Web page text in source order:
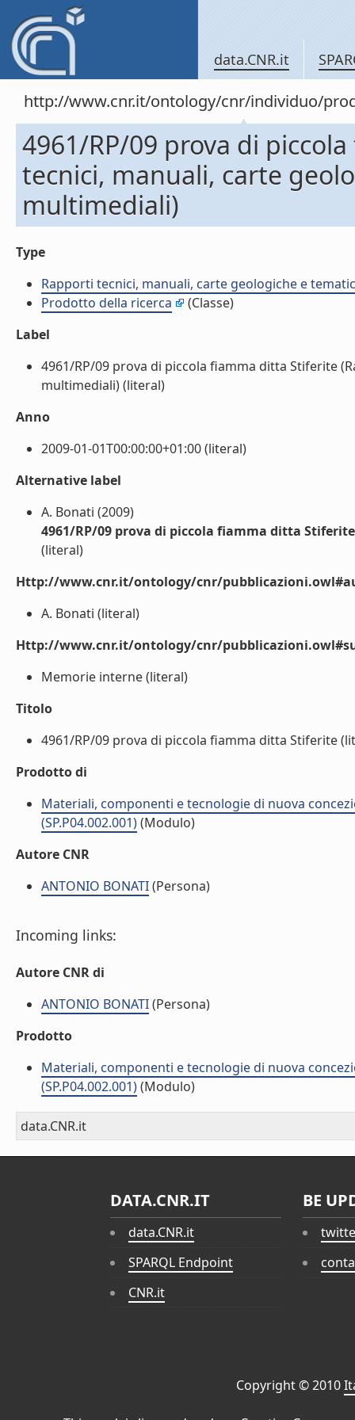
data.CNR.it
http://www.cnr.it/ontology/cnr/individuo/
4961/RP/09 prova di
tecnici, manuali, carte
multimediali)
Type
Rapporti tecnici, manuali, carte geologiche e
Prodotto della ricerca
(Classe)
Label
4961/RP/09 prova di piccola fiamma ditta Stiferite
multimediali) (literal)
Anno
2009-01-01T00:00:00+01:00 (literal)
Alternative label
A. Bonati (2009)
4961/RP/09 prova di piccola fiamma ditta Stiferite
(literal)
Http://www.cnr.it/ontology/cnr/
A. Bonati (literal)
Http://www.cnr.it/ontology/cnr/
Memorie interne (literal)
Titolo
4961/RP/09 prova di piccola fiamma ditta Stiferite
Prodotto di
Materiali, componenti e tecnologie di nuova
(SP.P04.002.001)(Modulo)
Autore CNR
ANTONIO BONATI(Persona)
Incoming links:
Autore CNR di
ANTONIO BONATI(Persona)
Prodotto
Materiali, componenti e tecnologie di nuova
(SP.P04.002.001)(Modulo)
data.CNR.it
DATA.CNR.IT
data.CNR.it
SPARQL Endpoint
CNR.it
BE
Copyright © 2010